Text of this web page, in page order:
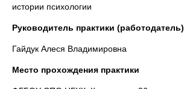
истории психологии
Руководитель практики (работодатель)
Гайдук Алеся Владимировна
Место прохождения практики